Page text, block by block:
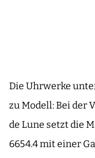
Die Uhrwerke
zu Modell: Bei der
de Lune setzt die
6654.4 mit einer